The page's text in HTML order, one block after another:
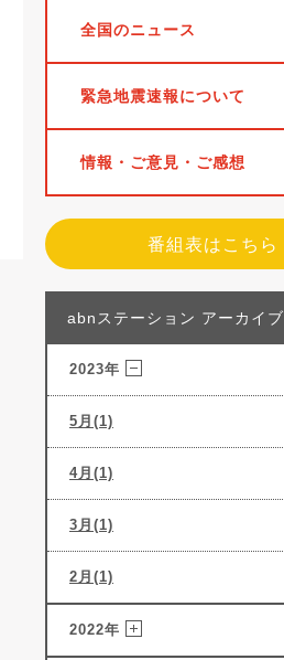
全国のニュース
緊急地震速報について
情報・ご意見・ご感想
番組表はこちら
abnステーション アーカイブ
2023年
5月(1)
4月(1)
3月(1)
2月(1)
2022年